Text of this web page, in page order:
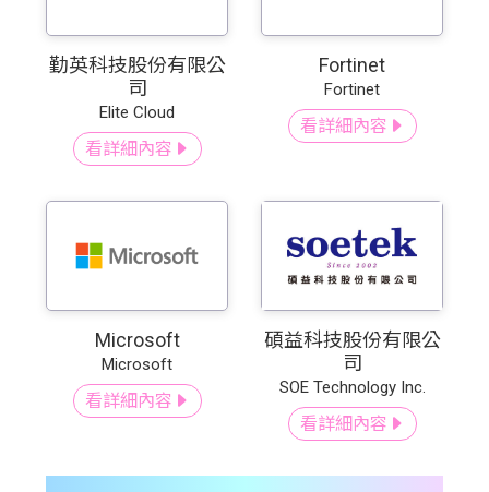
勤英科技股份有限公
司
Elite Cloud
看詳細內容
Fortinet
Fortinet
看詳細內容
Microsoft
Microsoft
看詳細內容
碩益科技股份有限公
司
SOE Technology Inc.
看詳細內容